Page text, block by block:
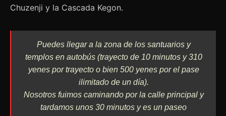
Chuzenji y la Cascada Kegon.
Puedes llegar a la zona de los santuarios y
templos en autobús (trayecto de 10 minutos y 310
yenes por trayecto o bien 500 yenes por el pase
ilimitado de un día).
Nosotros fuimos caminando por la calle principal y
tardamos unos 30 minutos y es un paseo